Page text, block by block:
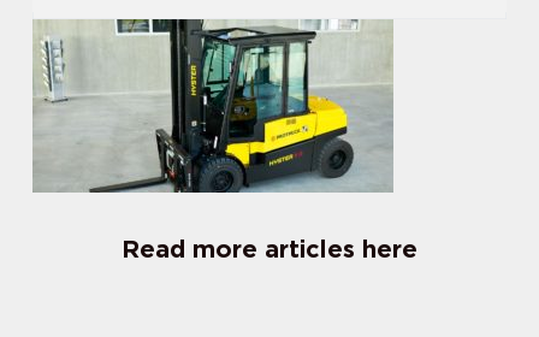
Read more articles here